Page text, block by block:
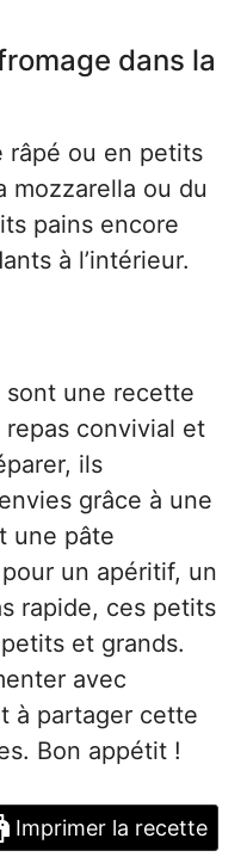
dans la
râpé ou en petits
mozzarella ou du
pains encore
à l’intérieur.
sont une recette
convivial et
ils
grâce à une
une pâte
un apéritif, un
rapide, ces petits
et grands.
avec
à partager cette
Bon appétit !
Imprimer la recette